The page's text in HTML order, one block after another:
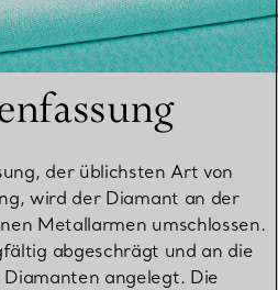
der üblichsten Art von
wird der Diamant an der
Metallarmen umschlossen.
abgeschrägt und an die
angelegt. Die